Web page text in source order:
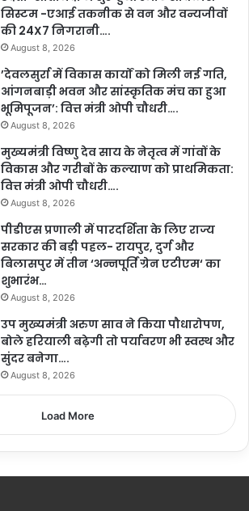
सिस्टम -एआई तकनीक से वन और वन्यजीवों
की 24X7 निगरानी….
August 8, 2026
’देवलसुर्रा में विकास कार्यों को मिली नई गति,
आंगनबाड़ी भवन और सांस्कृतिक मंच का हुआ
भूमिपूजन’: वित्त मंत्री ओपी चौधरी….
August 8, 2026
मुख्यमंत्री विष्णु देव साय के नेतृत्व में गांवों के
विकास और गरीबों के कल्याण को प्राथमिकता:
वित्त मंत्री ओपी चौधरी….
August 8, 2026
पीडीएस प्रणाली में पारदर्शिता के लिए राज्य
सरकार की बड़ी पहल- रायपुर, दुर्ग और
बिलासपुर में तीन ‘अन्नपूर्ति ग्रेन एटीएम‘ का
शुभारंभ…
August 8, 2026
उप मुख्यमंत्री अरुण साव ने किया पौधारोपण,
बोले हरियाली बढ़ेगी तो पर्यावरण भी स्वस्थ और
सुंदर बनेगा….
August 8, 2026
Load More